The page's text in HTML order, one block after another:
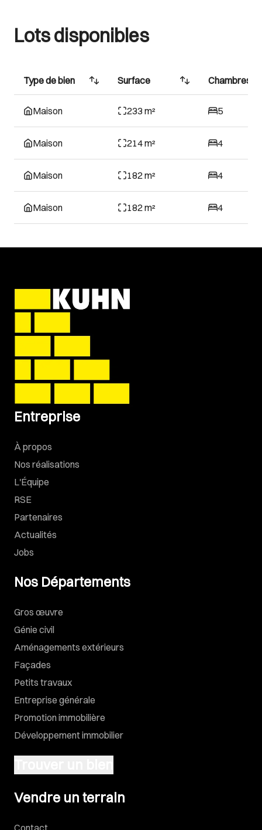
Lots disponibles
Type de bien Surface Chambres
Maison 233 m² 5
Maison 214 m² 4
Maison 182 m² 4
Maison 182 m² 4
Entreprise
À propos
Nos réalisations
L'Équipe
RSE
Partenaires
Actualités
Jobs
Nos Départements
Gros œuvre
Génie civil
Aménagements extérieurs
Façades
Petits travaux
Entreprise générale
Promotion immobilière
Développement immobilier
Vendre un terrain
Contact